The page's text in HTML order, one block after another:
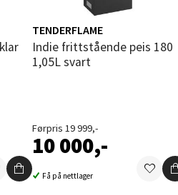
TENDERFLAME
Indie frittstående peis 180
1,05L svart
Førpris 19 999,-
10 000,-
Få på nettlager
vei 52, 5147 Fyllingsdalen
dag 10-21
Sunndalsvegen 3, 7340 Oppdal
dag 10-19